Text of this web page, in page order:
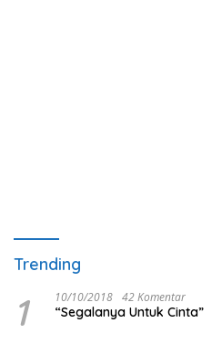
Trending
1 10/10/2018 42 Komentar
“Segalanya Untuk Cinta”